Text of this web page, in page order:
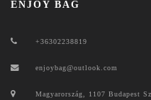
ENJOY BAG
+36302238819
enjoybag@outlook.com
Magyarország, 1107 Budapest